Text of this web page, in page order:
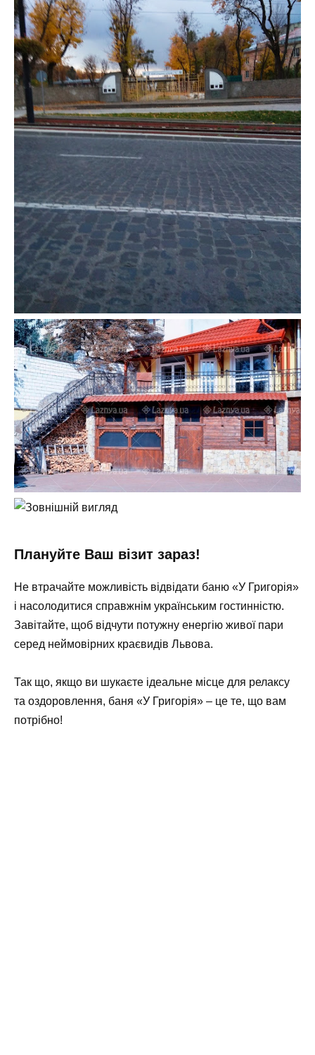
Плануйте Ваш візит зараз!
Не втрачайте можливість відвідати баню «У Григорія»
і насолодитися справжнім українським гостинністю.
Завітайте, щоб відчути потужну енергію живої пари
серед неймовірних краєвидів Львова.
Так що, якщо ви шукаєте ідеальне місце для релаксу
та оздоровлення, баня «У Григорія» – це те, що вам
потрібно!